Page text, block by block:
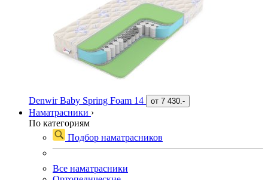
Denwir Baby Spring Foam 14 от 7 430.-
Наматрасники ›
По категориям
Подбор наматрасников
Все наматрасники